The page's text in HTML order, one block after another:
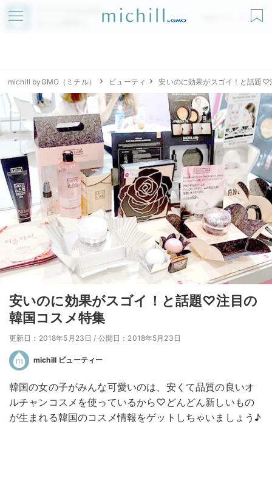
アプリでmichillが
無料ダウンロード
michill byGMO（ミチル） ビューティ 安いのに効果がスゴイ！と話題♡
安いのに効果がスゴイ！と話題♡注目の
韓国コスメ特集
更新日：2018年5月23日 / 公開日：2018年5月23日
michill ビューティー
韓国の女の子がみんな可愛いのは、安くて品質の良いオ
ルチャンコスメを使っているから♡どんどん新しいもの
が生まれる韓国のコスメ情報をゲットしちゃいましょう♪